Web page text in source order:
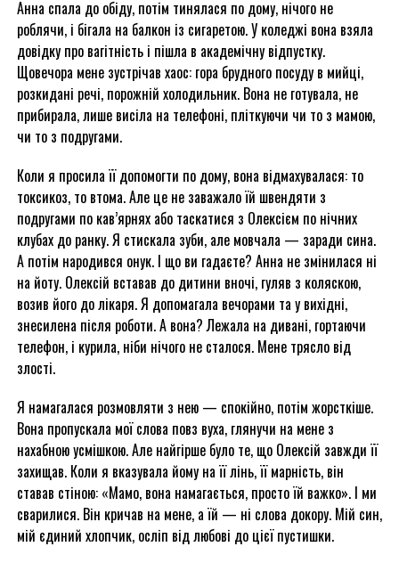
Анна спала до обіду, потім тинялася по дому, нічого не
роблячи, і бігала на балкон із сигаретою. У коледжі вона взяла
довідку про вагітність і пішла в академічну відпустку.
Щовечора мене зустрічав хаос: гора брудного посуду в мийці,
розкидані речі, порожній холодильник. Вона не готувала, не
прибирала, лише висіла на телефоні, пліткуючи чи то з мамою,
чи то з подругами.
Коли я просила її допомогти по дому, вона відмахувалася: то
токсикоз, то втома. Але це не заважало їй швендяти з
подругами по кав’ярнях або таскатися з Олексієм по нічних
клубах до ранку. Я стискала зуби, але мовчала — заради сина.
А потім народився онук. І що ви гадаєте? Анна не змінилася ні
на йоту. Олексій вставав до дитини вночі, гуляв з коляскою,
возив його до лікаря. Я допомагала вечорами та у вихідні,
знесилена після роботи. А вона? Лежала на дивані, гортаючи
телефон, і курила, ніби нічого не сталося. Мене трясло від
злості.
Я намагалася розмовляти з нею — спокійно, потім жорсткіше.
Вона пропускала мої слова повз вуха, глянучи на мене з
нахабною усмішкою. Але найгірше було те, що Олексій завжди її
захищав. Коли я вказувала йому на її лінь, її марність, він
ставав стіною: «Мамо, вона намагається, просто їй важко». І ми
сварилися. Він кричав на мене, а їй — ні слова докору. Мій син,
мій єдиний хлопчик, осліп від любові до цієї пустишки.